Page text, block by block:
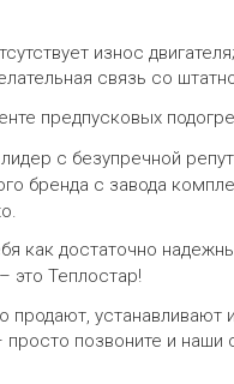
износ
связь со
предпусковых
с безупречной
бренда с завода
как достаточно
это Теплостар!
устанавливают
позвоните и наши